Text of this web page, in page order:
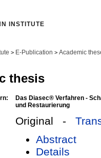
INSTITUTE
> E-Publication > Academic
thesis
Das Diasec® Verfahren -
und Restaurierung
Original -
Abstract
Details